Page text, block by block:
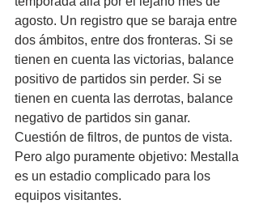
agosto. Un registro que se baraja entre
dos ámbitos, entre dos fronteras. Si se
tienen en cuenta las victorias, balance
positivo de partidos sin perder. Si se
tienen en cuenta las derrotas, balance
negativo de partidos sin ganar.
Cuestión de filtros, de puntos de vista.
Pero algo puramente objetivo: Mestalla
es un estadio complicado para los
equipos visitantes.